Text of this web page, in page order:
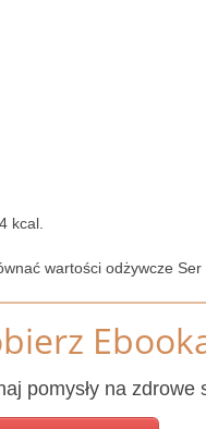
kcal.
wartości odżywcze
pomysły na zdrowe